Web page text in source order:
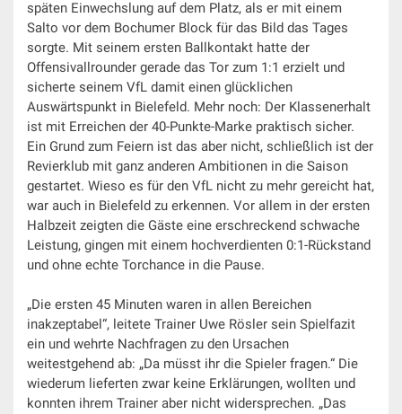
späten Einwechslung auf dem Platz, als er mit einem
Salto vor dem Bochumer Block für das Bild das Tages
sorgte. Mit seinem ersten Ballkontakt hatte der
Offensivallrounder gerade das Tor zum 1:1 erzielt und
sicherte seinem VfL damit einen glücklichen
Auswärtspunkt in Bielefeld. Mehr noch: Der Klassenerhalt
ist mit Erreichen der 40-Punkte-Marke praktisch sicher.
Ein Grund zum Feiern ist das aber nicht, schließlich ist der
Revierklub mit ganz anderen Ambitionen in die Saison
gestartet. Wieso es für den VfL nicht zu mehr gereicht hat,
war auch in Bielefeld zu erkennen. Vor allem in der ersten
Halbzeit zeigten die Gäste eine erschreckend schwache
Leistung, gingen mit einem hochverdienten 0:1-Rückstand
und ohne echte Torchance in die Pause.
„Die ersten 45 Minuten waren in allen Bereichen
inakzeptabel“, leitete Trainer Uwe Rösler sein Spielfazit
ein und wehrte Nachfragen zu den Ursachen
weitestgehend ab: „Da müsst ihr die Spieler fragen.“ Die
wiederum lieferten zwar keine Erklärungen, wollten und
konnten ihrem Trainer aber nicht widersprechen. „Das